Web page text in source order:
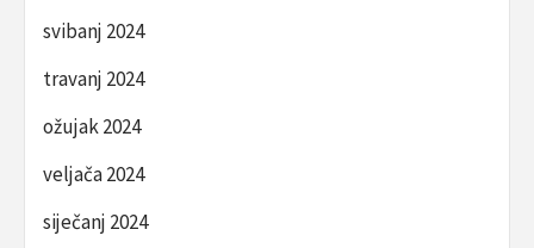
svibanj 2024
travanj 2024
ožujak 2024
veljača 2024
siječanj 2024